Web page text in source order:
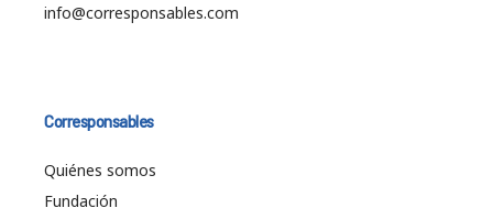
info@corresponsables.com
Corresponsables
Quiénes somos
Fundación